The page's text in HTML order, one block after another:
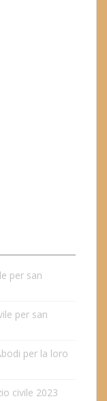
per san
per san
per la loro
civile 2023